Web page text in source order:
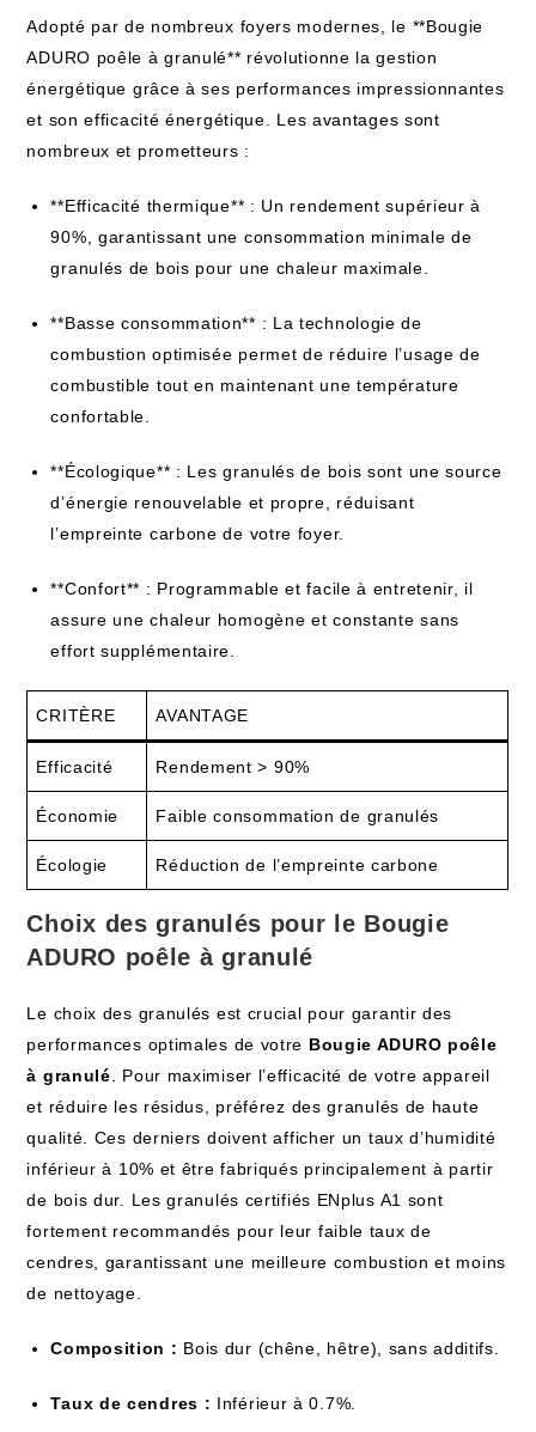
Adopté par de nombreux foyers modernes, le **Bougie
ADURO poêle à granulé** révolutionne la gestion
énergétique grâce à ses performances impressionnantes
et son efficacité énergétique. Les avantages sont
nombreux et prometteurs :
**Efficacité thermique** : Un rendement supérieur à
90%, garantissant une consommation minimale de
granulés de bois pour une chaleur maximale.
**Basse consommation** : La technologie de
combustion optimisée permet de réduire l’usage de
combustible tout en maintenant une température
confortable.
**Écologique** : Les granulés de bois sont une source
d’énergie renouvelable et propre, réduisant
l’empreinte carbone de votre foyer.
**Confort** : Programmable et facile à entretenir, il
assure une chaleur homogène et constante sans
effort supplémentaire.
CRITÈRE AVANTAGE
Efficacité Rendement > 90%
Économie Faible consommation de granulés
Écologie Réduction de l’empreinte carbone
Choix des granulés pour le Bougie
ADURO poêle à granulé
Le choix des granulés est crucial pour garantir des
performances optimales de votre Bougie ADURO poêle
à granulé . Pour maximiser l’efficacité de votre appareil
et réduire les résidus, préférez des granulés de haute
qualité. Ces derniers doivent afficher un taux d’humidité
inférieur à 10% et être fabriqués principalement à partir
de bois dur. Les granulés certifiés ENplus A1 sont
fortement recommandés pour leur faible taux de
cendres, garantissant une meilleure combustion et moins
de nettoyage.
Composition : Bois dur (chêne, hêtre), sans additifs.
Taux de cendres : Inférieur à 0.7%.